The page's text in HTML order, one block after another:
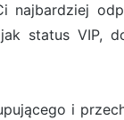
najbardziej
status VIP,
i